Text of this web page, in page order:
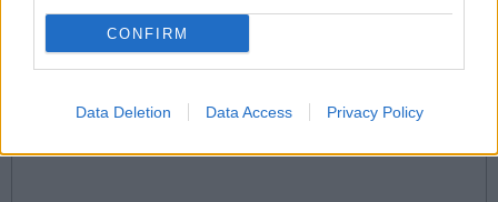
CONFIRM
Data Deletion Data Access Privacy Policy
Komentaras